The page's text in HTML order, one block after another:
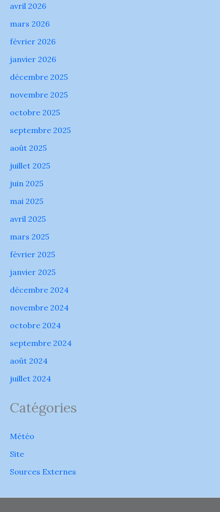
avril 2026
mars 2026
février 2026
janvier 2026
décembre 2025
novembre 2025
octobre 2025
septembre 2025
août 2025
juillet 2025
juin 2025
mai 2025
avril 2025
mars 2025
février 2025
janvier 2025
décembre 2024
novembre 2024
octobre 2024
septembre 2024
août 2024
juillet 2024
Catégories
Météo
Site
Sources Externes